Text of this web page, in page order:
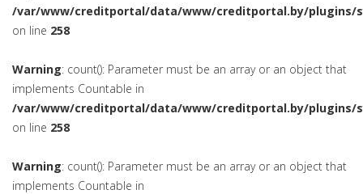
/var/www/creditportal/data/www/creditportal.by/plugins/
on line 258
Warning: count(): Parameter must be an array or an object that
implements Countable in
/var/www/creditportal/data/www/creditportal.by/plugins/
on line 258
Warning: count(): Parameter must be an array or an object that
implements Countable in